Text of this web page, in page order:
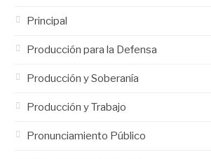
Principal
Producción para la Defensa
Producción y Soberanía
Producción y Trabajo
Pronunciamiento Público